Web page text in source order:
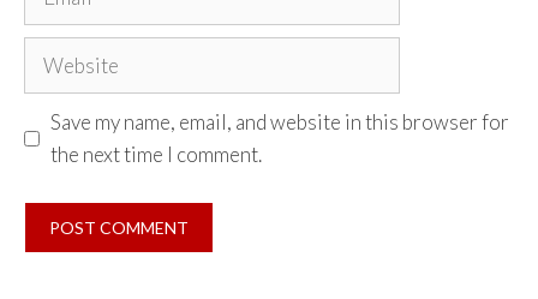
Website
Save my name, email, and website in this browser for
the next time I comment.